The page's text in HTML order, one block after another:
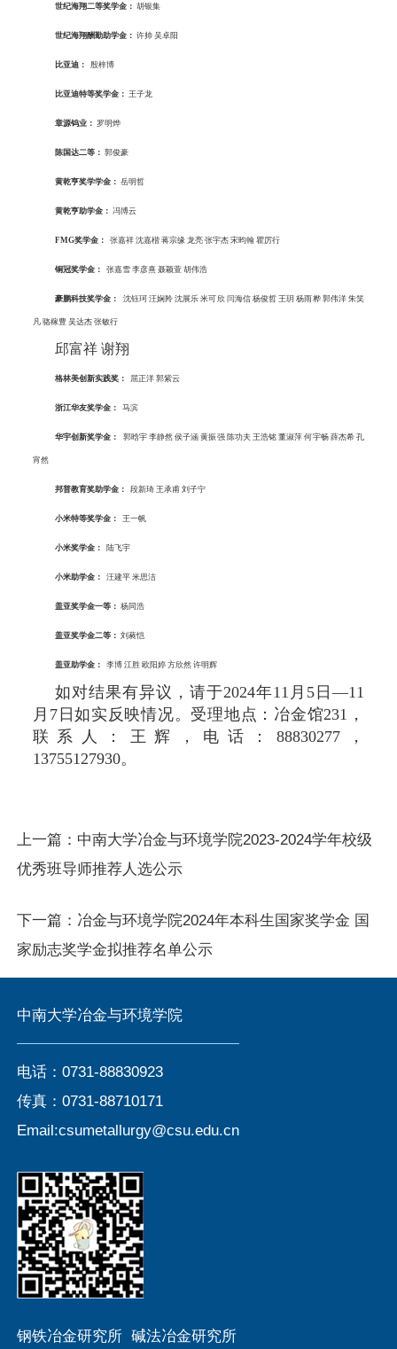
世纪海翔二等奖学金 ： 胡银集
世纪海翔酬勤助学金 ： 许帅 吴卓阳
比亚迪 ： 殷梓博
比亚迪特等奖学金 ： 王子龙
章源钨业 ： 罗明烨
陈国达二等 ： 郭俊豪
黄乾亨奖学学金 ： 岳明哲
黄乾亨助学金 ： 冯博云
FMG奖学金 ： 张嘉祥 沈嘉楷 蒋宗缘 龙亮 张宇杰 宋昀翰 瞿厉行
铜冠奖学金 ： 张嘉雪 李彦熹 聂颖萱 胡伟浩
豪鹏科技奖学金 ： 沈钰珂 汪娴羚 沈展乐 米可欣 闫海信 杨俊哲 王玥 杨雨桦 郭伟洋 朱笑
凡 骆稼豊 吴达杰 张敏行
邱富祥 谢翔
格林美创新实践奖 ： 屈正洋 郭紫云
浙江华友奖学金 ： 马滨
华宇创新奖学金 ： 郭晗宇 李静然 侯子涵 黄振强 陈功夫 王浩铭 董淑萍 何宇畅 薛杰希 孔
宵然
邦普教育奖助学金 ： 段新琦 王承甫 刘子宁
小米特等奖学金 ： 王一帆
小米奖学金 ： 陆飞宇
小米助学金 ： 汪建平 米思洁
盖亚奖学金一等 ： 杨同浩
盖亚奖学金二等 ： 刘蕤恺
盖亚助学金 ： 李博 江胜 欧阳婷 方欣然 许明辉
如对结果有异议，请于2024年11 月 5 日—11
月 7日如实反映情况。受理地点：冶金馆231 ，
联系人：王辉，电话： 88830277，
13755127930。
上一篇： 中南大学冶金与环境学院2023-2024学年校级
优秀班导师推荐人选公示
下一篇： 冶金与环境学院2024年本科生国家奖学金 国
家励志奖学金拟推荐名单公示
中南大学冶金与环境学院
电话：0731-88830923
传真：0731-88710171
Email:csumetallurgy@csu.edu.cn
钢铁冶金研究所 碱法冶金研究所